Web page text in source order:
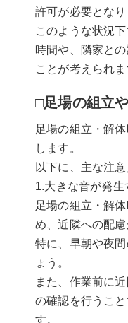
許可が必要となり
このような状況
時間や、隣家と
ことが考えられま
□足場の組立
足場の組立・解
します。
以下に、主な注
1.大きな音が発生
足場の組立・解
め、近隣への配慮
特に、早朝や夜
ょう。
また、作業前に
の確認を行うこ
す。